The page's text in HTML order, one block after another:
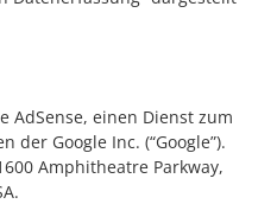
AdSense, einen Dienst zum
der Google Inc. (“Google”).
Amphitheatre Parkway,